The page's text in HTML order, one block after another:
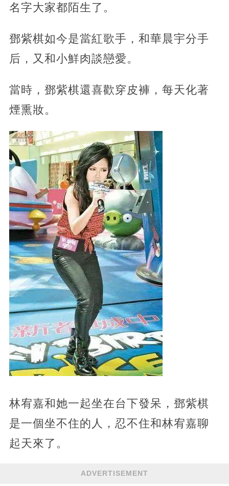
名字大家都陌生了。
鄧紫棋如今是當紅歌手，和華晨宇分手
后，又和小鮮肉談戀愛。
當時，鄧紫棋還喜歡穿皮褲，每天化著
煙熏妝。
林宥嘉和她一起坐在台下發呆，鄧紫棋
是一個坐不住的人，忍不住和林宥嘉聊
起天來了。
ADVERTISEMENT